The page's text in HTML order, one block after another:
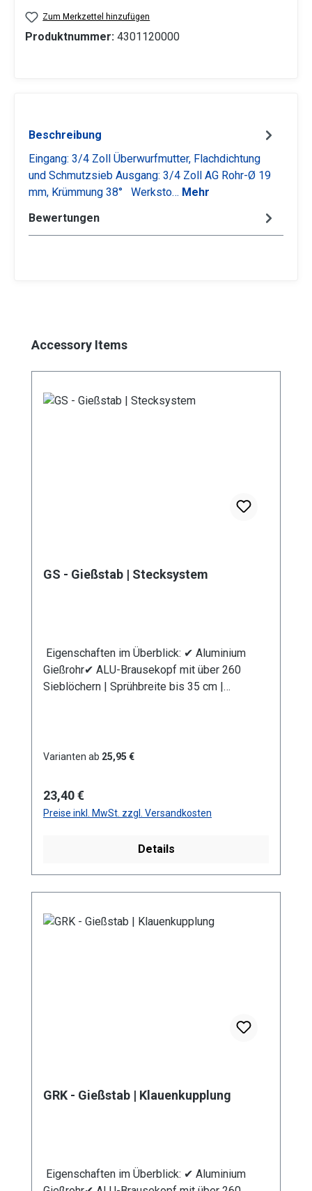
Zum Merkzettel hinzufügen
Produktnummer: 4301120000
Beschreibung
Eingang: 3/4 Zoll Überwurfmutter, Flachdichtung
und Schmutzsieb Ausgang: 3/4 Zoll AG Rohr-Ø 19
mm, Krümmung 38° Werksto… Mehr
Bewertungen
Produktgalerie überspringen
Accessory Items
GS - Gießstab | Stecksystem
Eigenschaften im Überblick: ✔ Aluminium
Gießrohr✔ ALU-Brausekopf mit über 260
Sieblöchern | Sprühbreite bis 35 cm |
Kälteisolierender Griffschutz | Bauteile
(passend System Gardena)
Produktmerkmale Die Aluminium-
und einfache Handhabung. Mit dem
unterschiedlichen Rohr – Längen ermöglicht
Mehrkomponentenbauweise des Gießstabs
Verunreinigungen im Gießwasser. Bei den
Produktvarianten von GS und GRS erhalten Sie
Varianten ab 25,95 €
Regulärer Preis:
23,40 €
Preise inkl. MwSt. zzgl. Versandkosten
Details
GRK - Gießstab | Klauenkupplung
Eigenschaften im Überblick: ✔ Aluminium